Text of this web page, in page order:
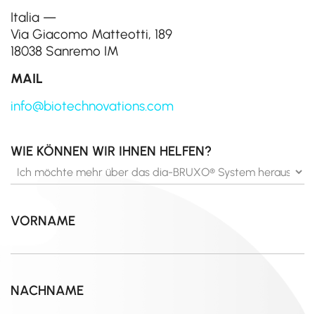
Italia —
Via Giacomo Matteotti, 189
18038 Sanremo IM
MAIL
info@biotechnovations.com
WIE KÖNNEN WIR IHNEN HELFEN?
VORNAME
NACHNAME